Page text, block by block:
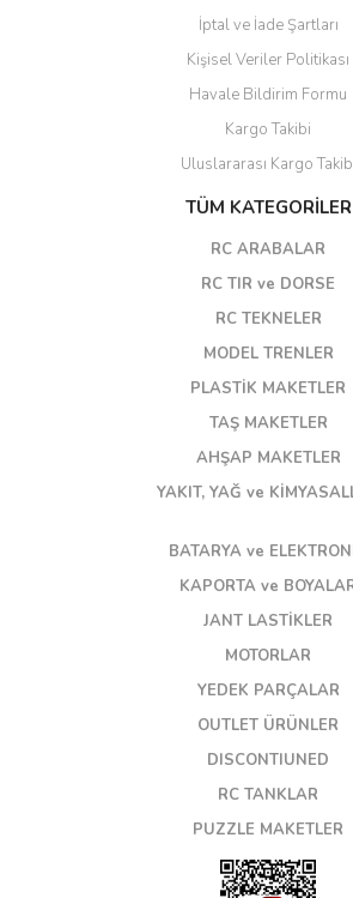
İptal ve İade Şartları
Kişisel Veriler Politikası
Havale Bildirim Formu
Kargo Takibi
Uluslararası Kargo
TÜM KATEGORİLER
RC ARABALAR
RC TIR ve DORSE
RC TEKNELER
MODEL TRENLER
PLASTİK MAKETLER
TAŞ MAKETLER
AHŞAP MAKETLER
YAKIT, YAĞ ve
BATARYA ve
KAPORTA ve
JANT LASTİKLER
MOTORLAR
YEDEK PARÇALAR
OUTLET ÜRÜNLER
DISCONTIUNED
RC TANKLAR
PUZZLE MAKETLER